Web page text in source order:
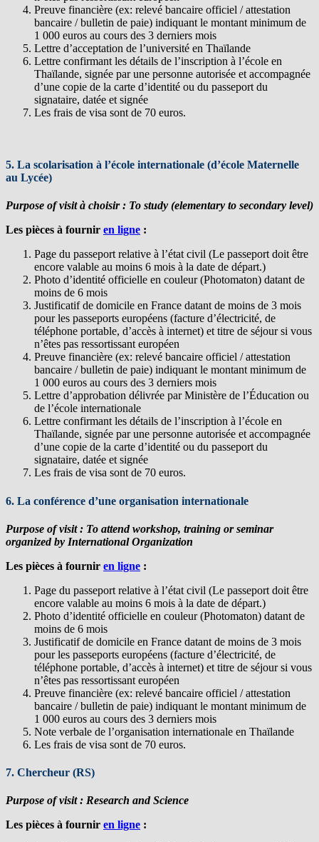
Preuve financière (ex: relevé bancaire officiel / attestation
bancaire / bulletin de paie) indiquant le montant minimum de
1 000 euros au cours des 3 derniers mois
Lettre d’acceptation de l’université en Thaïlande
Lettre confirmant les détails de l’inscription à l’école en
Thaïlande, signée par une personne autorisée et accompagnée
d’une copie de la carte d’identité ou du passeport du
signataire, datée et signée
Les frais de visa sont de 70 euros.
5. La scolarisation à l’école internationale (d’école Maternelle
au Lycée)
Purpose of visit à choisir : To study (elementary to secondary level)
Les pièces à fournir en ligne :
Page du passeport relative à l’état civil (Le passeport doit être
encore valable au moins 6 mois à la date de départ.)
Photo d’identité officielle en couleur (Photomaton) datant de
moins de 6 mois
Justificatif de domicile en France datant de moins de 3 mois
pour les passeports européens (facture d’électricité, de
téléphone portable, d’accès à internet) et titre de séjour si vous
n’êtes pas ressortissant européen
Preuve financière (ex: relevé bancaire officiel / attestation
bancaire / bulletin de paie) indiquant le montant minimum de
1 000 euros au cours des 3 derniers mois
Lettre d’approbation délivrée par Ministère de l’Éducation ou
de l’école internationale
Lettre confirmant les détails de l’inscription à l’école en
Thaïlande, signée par une personne autorisée et accompagnée
d’une copie de la carte d’identité ou du passeport du
signataire, datée et signée
Les frais de visa sont de 70 euros.
6. La conférence d’une organisation internationale
Purpose of visit : To attend workshop, training or seminar
organized by International Organization
Les pièces à fournir en ligne :
Page du passeport relative à l’état civil (Le passeport doit être
encore valable au moins 6 mois à la date de départ.)
Photo d’identité officielle en couleur (Photomaton) datant de
moins de 6 mois
Justificatif de domicile en France datant de moins de 3 mois
pour les passeports européens (facture d’électricité, de
téléphone portable, d’accès à internet) et titre de séjour si vous
n’êtes pas ressortissant européen
Preuve financière (ex: relevé bancaire officiel / attestation
bancaire / bulletin de paie) indiquant le montant minimum de
1 000 euros au cours des 3 derniers mois
Note verbale de l’organisation internationale en Thaïlande
Les frais de visa sont de 70 euros.
7. Chercheur (RS)
Purpose of visit: Research and Science
Les pièces à fournir en ligne :